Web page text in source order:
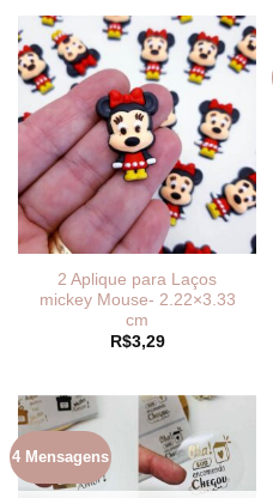
2 Aplique para Laços
mickey Mouse- 2.22×3.33
cm
R$3,29
4 Mensagens